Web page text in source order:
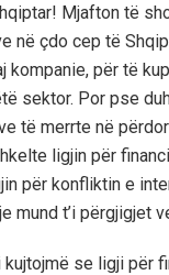
Mjafton të
në çdo cep të
kompanie, për të
sektor. Por pse
të merrte në
ligjin për
për konfliktin e
mund t’i përgjigjet
kujtojmë se ligji për